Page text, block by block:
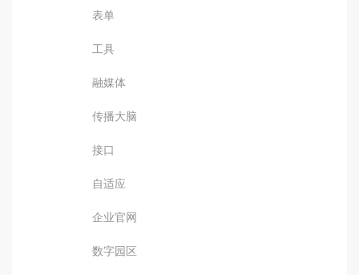
表单
工具
融媒体
传播大脑
接口
自适应
企业官网
数字园区